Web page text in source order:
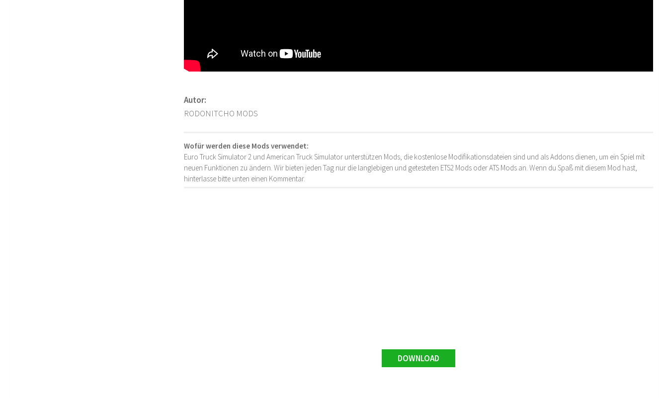
Autor:
RODONITCHO MODS
Wofür werden diese Mods verwendet:
Euro Truck Simulator 2 und American Truck Simulator unterstützen Mods, die kostenlose Modifikationsdateien sind und als Addons dienen, um ein Spiel mit
neuen Funktionen zu ändern. Wir bieten jeden Tag nur die langlebigen und getesteten ETS2 Mods oder ATS Mods an. Wenn du Spaß mit diesem Mod hast,
hinterlasse bitte unten einen Kommentar.
DOWNLOAD